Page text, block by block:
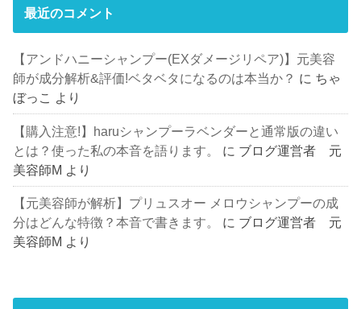
最近のコメント
【アンドハニーシャンプー(EXダメージリペア)】元美容
師が成分解析&評価!ベタベタになるのは本当か？ に ちゃ
ぼっこ より
【購入注意!】haruシャンプーラベンダーと通常版の違い
とは？使った私の本音を語ります。
に ブログ運営者 元
美容師M より
【元美容師が解析】プリュスオー メロウシャンプーの成
分はどんな特徴？本音で書きます。
に ブログ運営者 元
美容師M より